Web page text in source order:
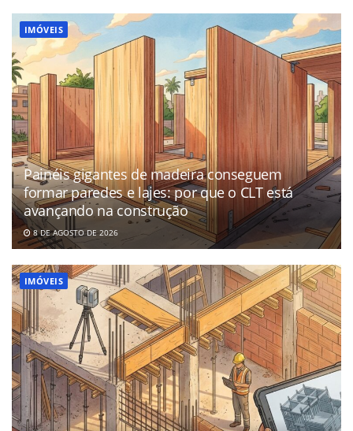
IMÓVEIS
Painéis gigantes de madeira conseguem
formar paredes e lajes: por que o CLT está
avançando na construção
8 DE AGOSTO DE 2026
IMÓVEIS